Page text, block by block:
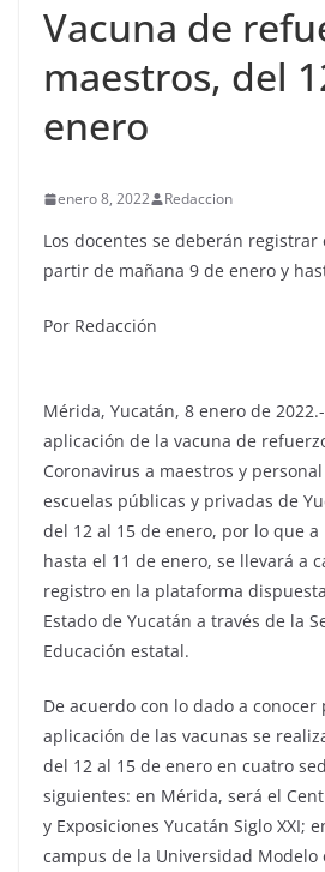
Vacuna de
maestros, del
enero
enero 8, 2022 Redaccion
Los docentes se deberán
partir de mañana 9 de enero y
Por Redacción
Mérida, Yucatán, 8 enero de
aplicación de la vacuna de
Coronavirus a maestros y
escuelas públicas y privadas de
del 12 al 15 de enero, por lo que
hasta el 11 de enero, se llevará a
registro en la plataforma
Estado de Yucatán a través de la
Educación estatal.
De acuerdo con lo dado a conocer
aplicación de las vacunas se
del 12 al 15 de enero en cuatro
siguientes: en Mérida, será el
y Exposiciones Yucatán Siglo XXI;
campus de la Universidad